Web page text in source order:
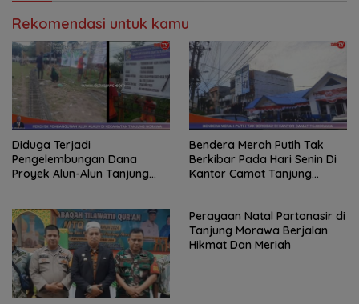
Rekomendasi untuk kamu
Diduga Terjadi
Pengelembungan Dana
Proyek Alun-Alun Tanjung
Bertanggung Jawab
Bendera Merah Putih Tak
Berkibar Pada Hari Senin Di
Kantor Camat Tanjung
Perayaan Natal Partonasir di
Tanjung Morawa Berjalan
Hikmat Dan Meriah